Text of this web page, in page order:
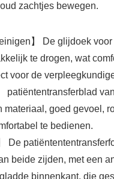
zachtjes bewegen.
】 De glijdoek
te drogen, wat
voor de
patiëntentransferblad van
materiaal, goed gevoel,
te bedienen.
De
beide zijden, met een
binnenkant, die